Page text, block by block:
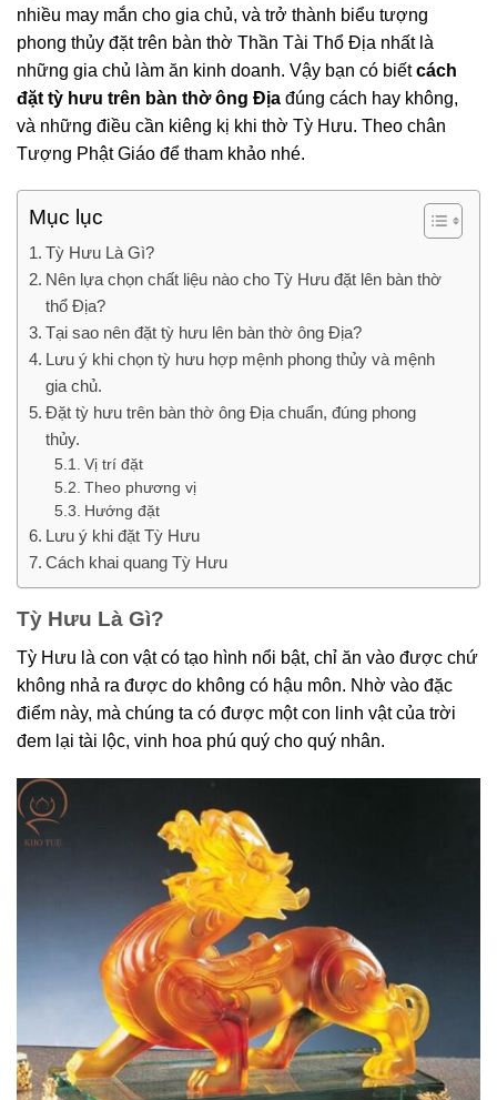
nhiều may mắn cho gia chủ, và trở thành biểu tượng
phong thủy đặt trên bàn thờ Thần Tài Thổ Địa nhất là
những gia chủ làm ăn kinh doanh. Vậy bạn có biếtcách
đặt tỳ hưu trên bàn thờ ông Địa đúng cách hay không,
và những điều cần kiêng kị khi thờ Tỳ Hưu. Theo chân
Tượng Phật Giáo để tham khảo nhé.
Mục lục
Tỳ Hưu Là Gì?
Nên lựa chọn chất liệu nào cho Tỳ Hưu đặt lên bàn thờ
thổ Địa?
Tại sao nên đặt tỳ hưu lên bàn thờ ông Địa?
Lưu ý khi chọn tỳ hưu hợp mệnh phong thủy và mệnh
gia chủ.
Đặt tỳ hưu trên bàn thờ ông Địa chuẩn, đúng phong
thủy.
Vị trí đặt
Theo phương vị
Hướng đặt
Lưu ý khi đặt Tỳ Hưu
Cách khai quang Tỳ Hưu
Tỳ Hưu Là Gì?
Tỳ Hưu là con vật có tạo hình nổi bật, chỉ ăn vào được chứ
không nhả ra được do không có hậu môn. Nhờ vào đặc
điểm này, mà chúng ta có được một con linh vật của trời
đem lại tài lộc, vinh hoa phú quý cho quý nhân.